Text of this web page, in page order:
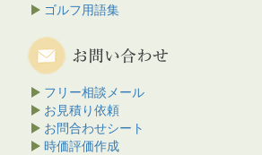
ゴルフ用語集
フリー相談メール
お見積り依頼
お問合わせシート
時価評価作成